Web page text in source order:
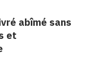
abîmé sans
et